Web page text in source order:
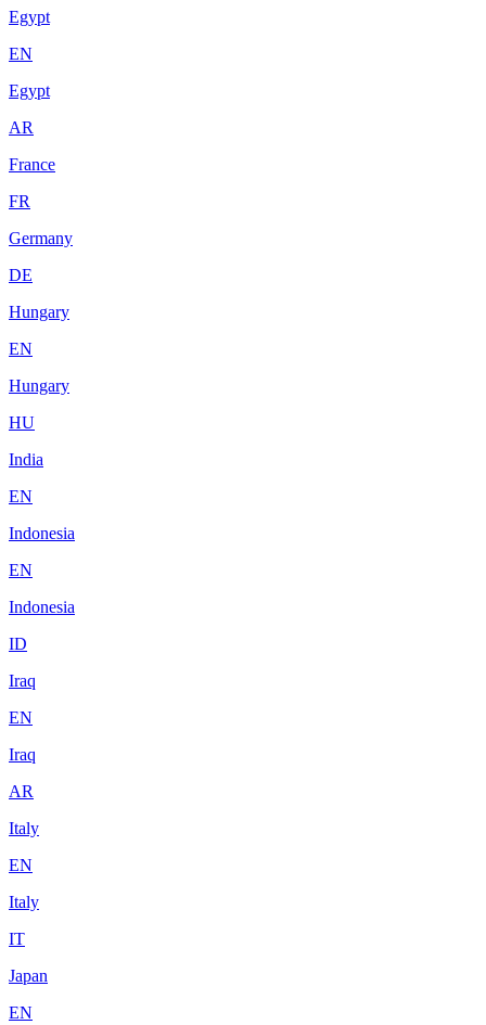
Egypt
EN
Egypt
AR
France
FR
Germany
DE
Hungary
EN
Hungary
HU
India
EN
Indonesia
EN
Indonesia
ID
Iraq
EN
Iraq
AR
Italy
EN
Italy
IT
Japan
EN